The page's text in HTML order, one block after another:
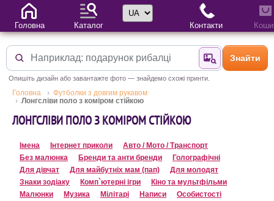
Знайти за
Знайти
Опишіть дизайн або завантажте фото — знайдемо схожі принти.
Головна
Футболки з довгим рукавом
Лонгсліви поло з коміром стійкою
ЛОНГСЛІВИ ПОЛО З КОМІРОМ СТІЙКОЮ
Імена Інтернет приколи
Авто / Мото / Транспорт
Без малюнка
Бренди та анти бренди
Голографічні
Для дівчат
Для майбутніх мам (пап)
Для молодят
Знаки зодіаку
Комп`ютерні ігри
Кіно та мультфільми
Малюнки
Музика Мілітарі Написи
Особистості
Головна Каталог
Вибір мови
Контакти